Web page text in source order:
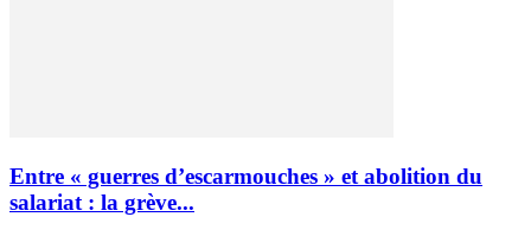
Entre « guerres d’escarmouches » et abolition du
salariat : la grève...